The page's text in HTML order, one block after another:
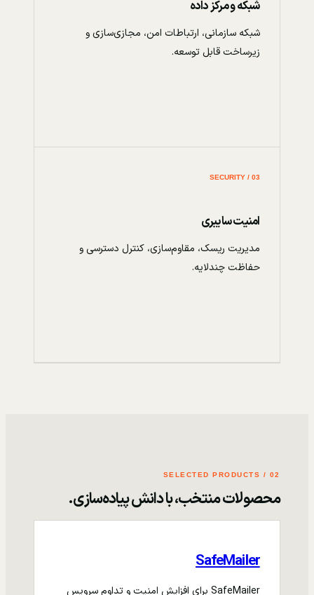
شبکه و مرکز داده
شبکه سازمانی، ارتباطات امن، مجازی‌سازی و
زیرساخت قابل توسعه.
03 / SECURITY
امنیت سایبری
مدیریت ریسک، مقاوم‌سازی، کنترل دسترسی و
حفاظت چندلایه.
02 / SELECTED PRODUCTS
محصولات منتخب، با دانش پیاده‌سازی.
SafeMailer
SafeMailer برای افزایش امنیت و تداوم سرویس